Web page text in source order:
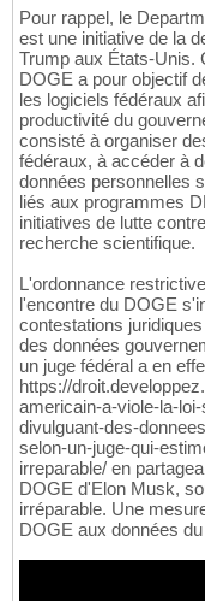
Pour rappel, le
est une initiative de la
Trump aux États-Unis.
DOGE a pour objectif
les logiciels fédéraux
productivité du
consisté à organiser
fédéraux, à accéder à
données personnelles
liés aux programmes
initiatives de lutte
recherche scientifique.
L'ordonnance
l'encontre du DOGE
contestations
des données
un juge fédéral a en
https://
americain-a-viole-la-
divulguant-des-
selon-un-juge-qui-
irreparable/ en
DOGE d'Elon Musk,
irréparable. Une
DOGE aux données